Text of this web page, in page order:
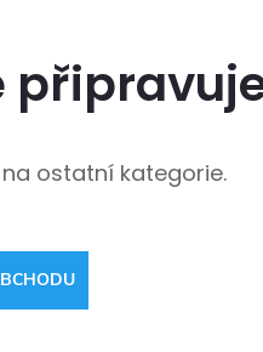
ostatní kategorie.